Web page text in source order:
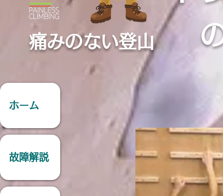
痛みのない登山
ホーム
故障解説